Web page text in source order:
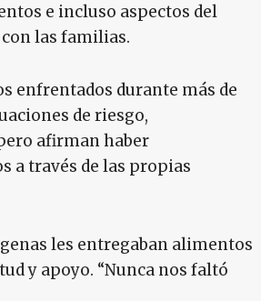
e incluso aspectos del
las familias.
enfrentados durante más de
de riesgo,
afirman haber
a través de las propias
les entregaban alimentos
y apoyo. “Nunca nos faltó